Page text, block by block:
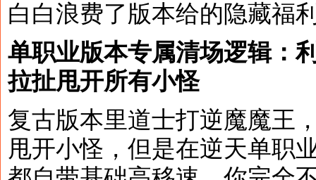
白白浪费了版本给的隐藏福
单职业版本专属清场逻辑：
拉扯甩开所有小怪
复古版本里道士打逆魔魔王
甩开小怪，但是在逆天单职